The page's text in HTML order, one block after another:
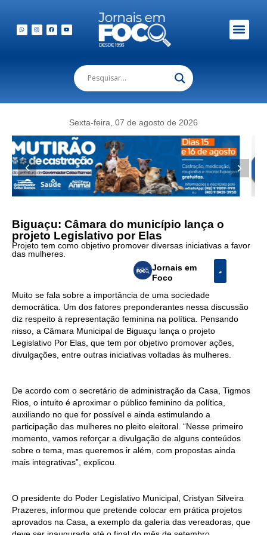
Sexta-feira, 07 de agosto de 2026
Biguaçu: Câmara do município lança o
projeto Legislativo por Elas
Projeto tem como objetivo promover diversas iniciativas a favor
das mulheres.
Jornais em
Foco
Muito se fala sobre a importância de uma sociedade
democrática. Um dos fatores preponderantes nessa discussão
diz respeito à representação feminina na política. Pensando
nisso, a Câmara Municipal de Biguaçu lança o projeto
Legislativo Por Elas, que tem por objetivo promover ações,
divulgações, entre outras iniciativas voltadas às mulheres.
De acordo com o secretário de administração da Casa, Tigmos
Rios, o intuito é aproximar o público feminino da política,
auxiliando no que for possível e ainda estimulando a
participação das mulheres no pleito eleitoral. “Nesse primeiro
momento, vamos reforçar a divulgação de alguns conteúdos
sobre o tema, mas queremos ir além, com propostas ainda
mais integrativas”, explicou.
O presidente do Poder Legislativo Municipal, Cristyan Silveira
Prazeres, informou que pretende colocar em prática projetos
aprovados na Casa, a exemplo da galeria das vereadoras, que